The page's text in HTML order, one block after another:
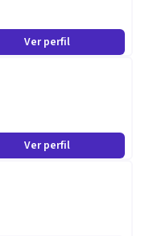
Ver perfil
Ver perfil